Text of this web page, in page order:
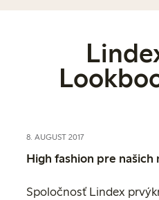
8. AUGUST 2017
High fashion pre našich
Spoločnosť Lindex